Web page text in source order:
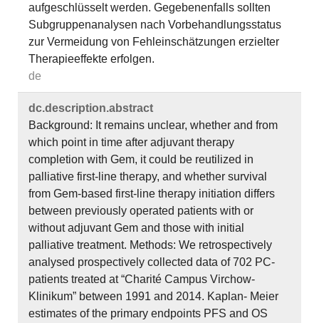
aufgeschlüsselt werden. Gegebenenfalls sollten
Subgruppenanalysen nach Vorbehandlungsstatus
zur Vermeidung von Fehleinschätzungen erzielter
Therapieeffekte erfolgen.
de
dc.​description.​abstract
Background: It remains unclear, whether and from
which point in time after adjuvant therapy
completion with Gem, it could be reutilized in
palliative first-line therapy, and whether survival
from Gem-based first-line therapy initiation differs
between previously operated patients with or
without adjuvant Gem and those with initial
palliative treatment. Methods: We retrospectively
analysed prospectively collected data of 702 PC-
patients treated at “Charité Campus Virchow-
Klinikum” between 1991 and 2014. Kaplan- Meier
estimates of the primary endpoints PFS and OS